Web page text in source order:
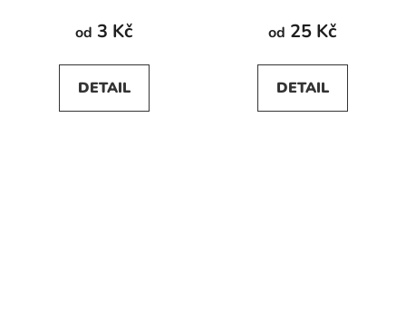
od 3 Kč
DETAIL
od 25 Kč
DETAIL